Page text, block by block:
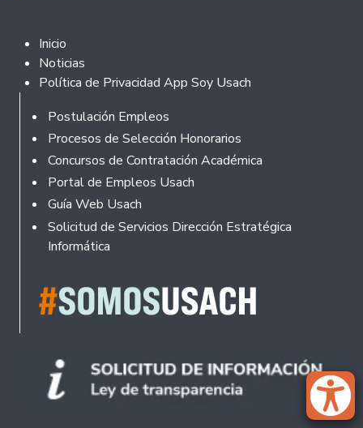
Footer 2
Inicio
Noticias
Política de Privacidad App Soy Usach
Rodapé
Postulación Empleos
Procesos de Selección Honorarios
Concursos de Contratación Académica
Portal de Empleos Usach
Guía Web Usach
Solicitud de Servicios Dirección Estratégica
Informática